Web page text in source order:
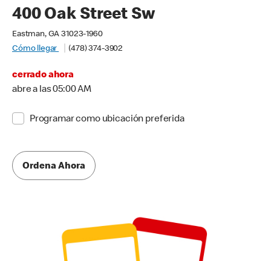
400 Oak Street Sw
Eastman, GA 31023-1960
Cómo llegar
(478) 374-3902
cerrado ahora
abre a las 05:00 AM
Programar como ubicación preferida
Ordena Ahora